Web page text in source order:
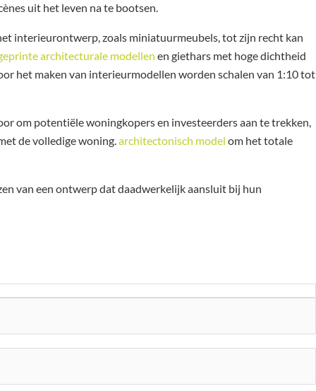
uit het leven na te bootsen.
interieurontwerp, zoals miniatuurmeubels, tot zijn recht kan
architecturale modellen en giethars met hoge dichtheid
het maken van interieurmodellen worden schalen van 1:10 tot
om potentiële woningkopers en investeerders aan te trekken,
de volledige woning.architectonisch model om het totale
van een ontwerp dat daadwerkelijk aansluit bij hun